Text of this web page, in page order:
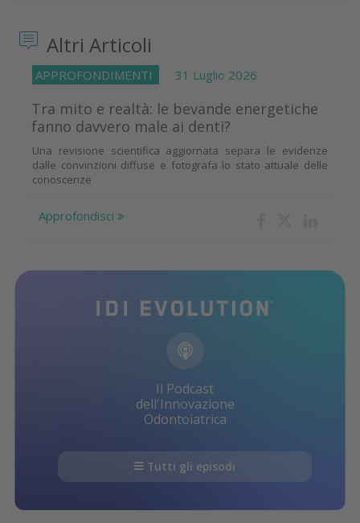
Altri Articoli
APPROFONDIMENTI 31 Luglio 2026
Tra mito e realtà: le bevande energetiche
fanno davvero male ai denti?
Una revisione scientifica aggiornata separa le evidenze
dalle convinzioni diffuse e fotografa lo stato attuale delle
conoscenze
Approfondisci
Il Podcast
dell'Innovazione
Odontoiatrica
Tutti gli episodi